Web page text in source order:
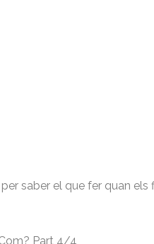
saber el que fer quan
Part 4/4